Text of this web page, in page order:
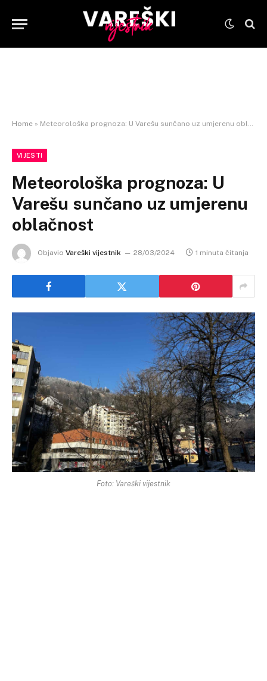
Home » Meteorološka prognoza: U Varešu sunčano uz umjerenu oblačnost
VIJESTI
Meteorološka prognoza: U
Varešu sunčano uz umjerenu
oblačnost
Objavio Vareški vijestnik 28/03/2024 1 minuta čitanja
Foto: Vareški vijestnik